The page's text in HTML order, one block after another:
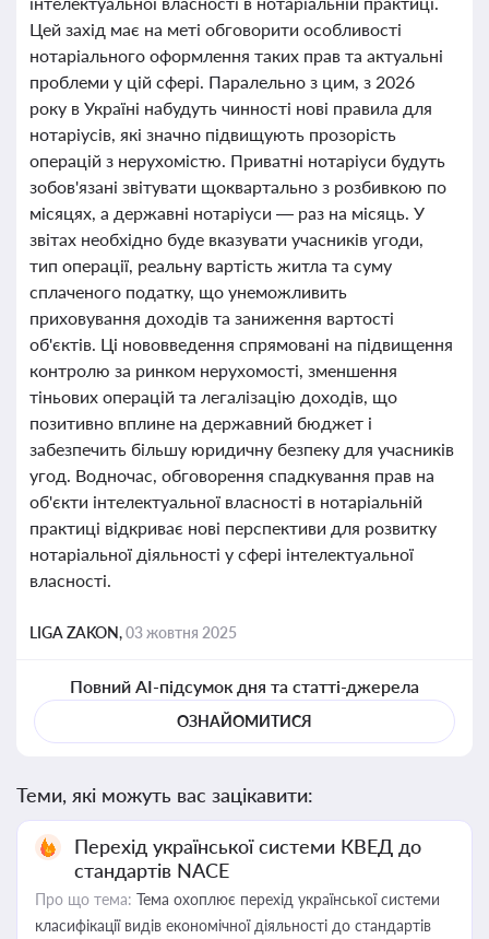
Цей захід має на меті обговорити особливості
нотаріального оформлення таких прав та актуальні
проблеми у цій сфері. Паралельно з цим, з 2026
року в Україні набудуть чинності нові правила для
нотаріусів, які значно підвищують прозорість
операцій з нерухомістю. Приватні нотаріуси будуть
зобов'язані звітувати щоквартально з розбивкою по
місяцях, а державні нотаріуси — раз на місяць. У
звітах необхідно буде вказувати учасників угоди,
тип операції, реальну вартість житла та суму
сплаченого податку, що унеможливить
приховування доходів та заниження вартості
об'єктів. Ці нововведення спрямовані на підвищення
контролю за ринком нерухомості, зменшення
тіньових операцій та легалізацію доходів, що
позитивно вплине на державний бюджет і
забезпечить більшу юридичну безпеку для учасників
угод. Водночас, обговорення спадкування прав на
об'єкти інтелектуальної власності в нотаріальній
практиці відкриває нові перспективи для розвитку
нотаріальної діяльності у сфері інтелектуальної
власності.
LIGA ZAKON,03 жовтня 2025
Повний AI-підсумок дня та статті-джерела
ОЗНАЙОМИТИСЯ
Теми, які можуть вас зацікавити:
Перехід української системи КВЕД до
стандартів NACE
Про що тема: Тема охоплює перехід української системи
класифікації видів економічної діяльності до стандартів